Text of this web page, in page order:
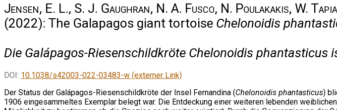
Jensen, E. L., S. J. Gaughran, N. A. Fusco, N. Poulakakis, W.
(2022): The Galapagos giant tortoise Chelonoidis
Die Galápagos-Riesenschildkröte Chelonoidis phantasticus
DOI: 10.1038/s42003-022-03483-w (externer Link)
Der Status der Galápagos-Riesenschildkröte der Insel Fernandina (Chelonoidis phantasticus)
1906 eingesammeltes Exemplar belegt war. Die Entdeckung einer weiteren lebenden